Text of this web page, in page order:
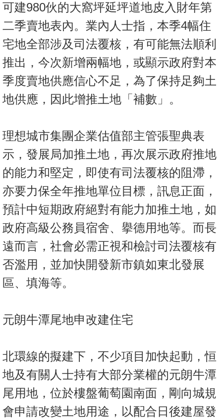
可建980伙的大窩坪延坪道地皮入財年第
二季賣地表內。業內人士指，本季4幅住
宅地全部涉及司法覆核，有可能無法順利
推出，今次新增兩幅地，或顯示政府對本
季度賣地供應信心不足，為了保持足夠土
地供應，因此增推土地「補數」。
理想城市集團企業估值部主管張聖典表
示，發展局加推土地，再次展示政府推地
的能力和堅定，即使有司法覆核的阻滯，
亦要力保全年推地單位目標，訊息正面，
預計中短期政府絕對有能力加推土地，如
政府高級公務員宿舍、擧德用地等。而長
遠而言，社會必需正視和檢討司法覆核有
否濫用，並加快開發新市鎮如東北發展
區、填海等。
元朗牛潭尾地申改建住宅
北環線的擬建下，不少項目加快起動，恒
地及有關人士持有大部分業權的元朗牛潭
尾用地，位於樓盤葡萄園南面，剛向城規
會申請改變土地用途，以配合日後建屋發